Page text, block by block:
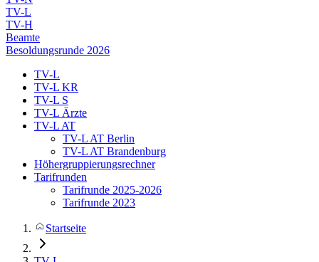
TV-L
TV-H
Beamte
Besoldungsrunde 2026
TV-L
TV-L KR
TV-L S
TV-L Ärzte
TV-L AT
TV-L AT Berlin
TV-L AT Brandenburg
Höhergruppierungsrechner
Tarifrunden
Tarifrunde 2025-2026
Tarifrunde 2023
Startseite